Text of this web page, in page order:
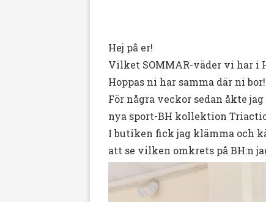
Hej på er!
Vilket SOMMAR-väder vi har i
Hoppas ni har samma där ni bor!
För några veckor sedan åkte
nya sport-BH kollektion
I butiken fick jag klämma och
att se vilken omkrets på BH:n